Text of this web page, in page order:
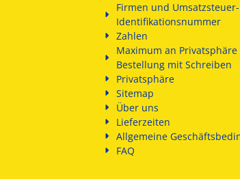
Firmen und Umsatzsteuer-
Identifikationsnummer
Zahlen
Maximum an Privatsphäre
Bestellung mit Schreiben
Privatsphäre
Sitemap
Über uns
Lieferzeiten
Allgemeine
FAQ